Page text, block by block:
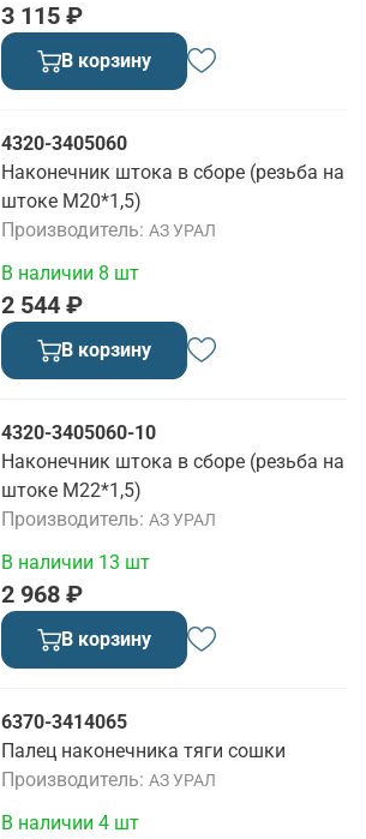
3 115 ₽
В корзину
4320-3405060
Наконечник штока в сборе (резьба на
штоке М20*1,5)
Производитель АЗ УРАЛ
2 544 ₽
В наличии 8 шт
В корзину
4320-3405060-10
Наконечник штока в сборе (резьба на
штоке М22*1,5)
Производитель АЗ УРАЛ
2 968 ₽
В наличии 13 шт
В корзину
6370-3414065
Палец наконечника тяги сошки
Производитель АЗ УРАЛ
В наличии 4 шт